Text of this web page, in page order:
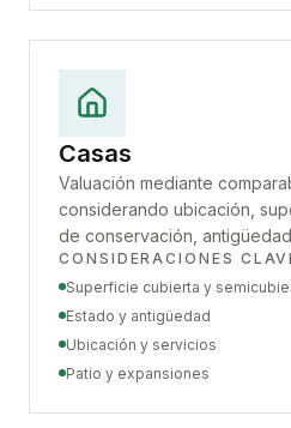
Casas
Valuación mediante
considerando ubicación,
de conservación,
CONSIDERACIONES
Superficie cubierta y
Estado y antigüedad
Ubicación y servicios
Patio y expansiones